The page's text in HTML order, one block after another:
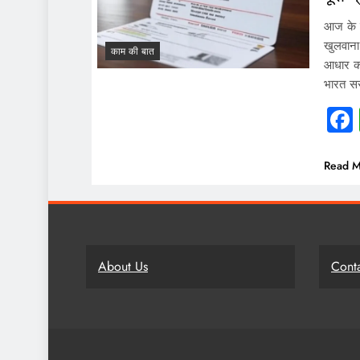
काम की बात
आज के
आधार
भारत
Read
About Us